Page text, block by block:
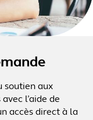
soutien aux
l’aide de
accès direct à la